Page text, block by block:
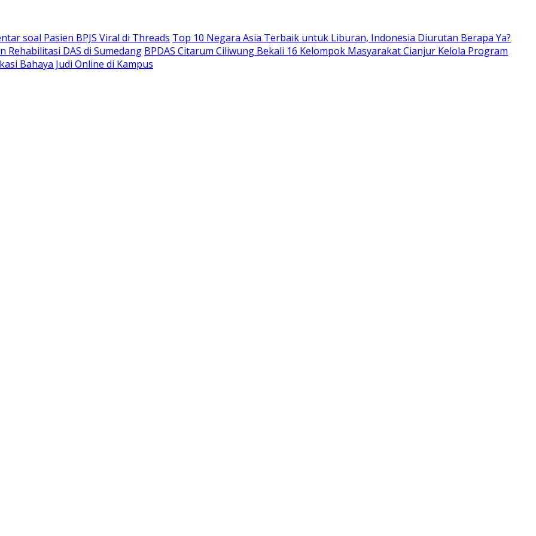
soal Pasien BPJS Viral di Threads Top 10 Negara Asia Terbaik untuk Liburan, Indonesia Diurutan Berapa Ya?
DAS di Sumedang BPDAS Citarum Ciliwung Bekali 16 Kelompok Masyarakat Cianjur Kelola Program
Bahaya Judi Online di Kampus